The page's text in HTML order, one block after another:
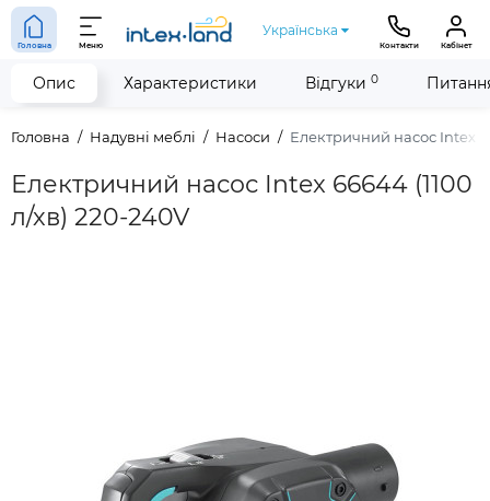
Головна Меню
Українська
Контакти Кабінет
Головна Надувні меблі Насоси Електричний насос Intex
Електричний насос Intex 66644 (1100
л/хв) 220-240V
Опис Характеристики Відгуки 0